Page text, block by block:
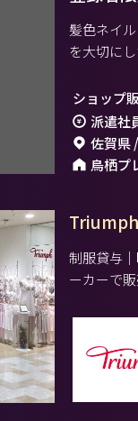
髪色ネイ
を大切に
ショップ
派遣社
佐賀県
鳥栖プ
Triumph
制服貸与
ーカーで